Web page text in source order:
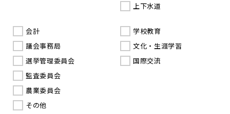
上下水道
会計
議会事務局
選挙管理委員会
監査委員会
農業委員会
その他
学校教育
文化・生涯学習
国際交流